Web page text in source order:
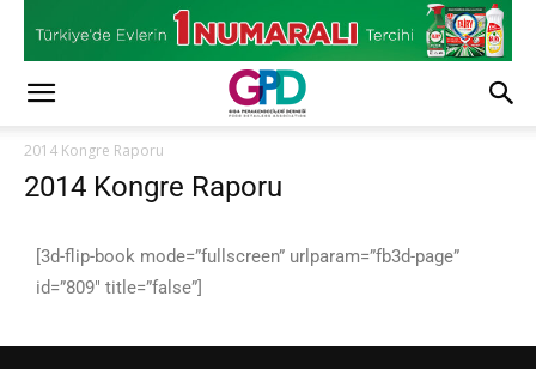
2014 Kongre Raporu
2014 Kongre Raporu
[3d-flip-book mode=”fullscreen” urlparam=”fb3d-page”
id=”809″ title=”false”]